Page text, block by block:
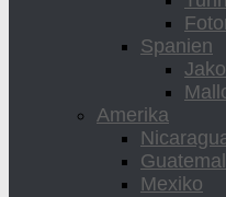
Spanien
Amerika
Mexiko